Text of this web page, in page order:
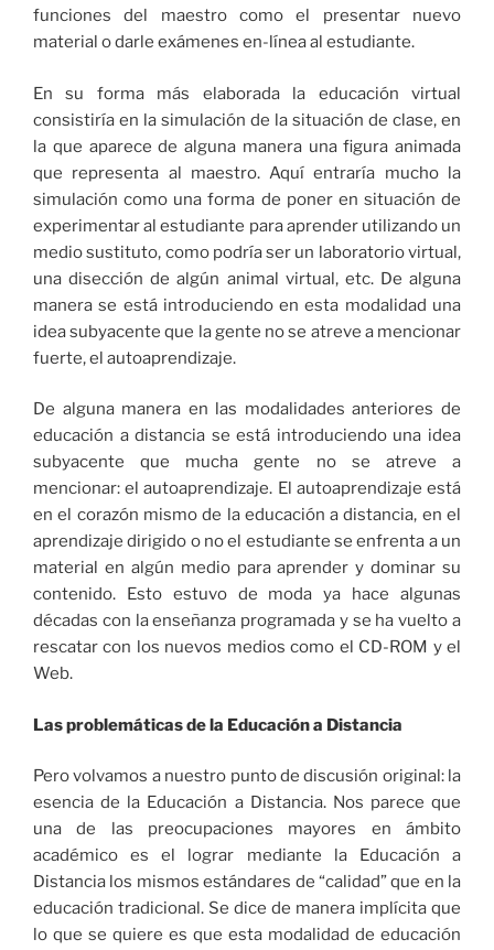
funciones del maestro como el presentar nuevo
material o darle exámenes en-línea al estudiante.
En su forma más elaborada la educación virtual
consistiría en la simulación de la situación de clase, en
la que aparece de alguna manera una figura animada
que representa al maestro. Aquí entraría mucho la
simulación como una forma de poner en situación de
experimentar al estudiante para aprender utilizando un
medio sustituto, como podría ser un laboratorio virtual,
una disección de algún animal virtual, etc. De alguna
manera se está introduciendo en esta modalidad una
idea subyacente que la gente no se atreve a mencionar
fuerte, el autoaprendizaje.
De alguna manera en las modalidades anteriores de
educación a distancia se está introduciendo una idea
subyacente que mucha gente no se atreve a
mencionar: el autoaprendizaje. El autoaprendizaje está
en el corazón mismo de la educación a distancia, en el
aprendizaje dirigido o no el estudiante se enfrenta a un
material en algún medio para aprender y dominar su
contenido. Esto estuvo de moda ya hace algunas
décadas con la enseñanza programada y se ha vuelto a
rescatar con los nuevos medios como el CD-ROM y el
Web.
Las problemáticas de la Educación a Distancia
Pero volvamos a nuestro punto de discusión original: la
esencia de la Educación a Distancia. Nos parece que
una de las preocupaciones mayores en ámbito
académico es el lograr mediante la Educación a
Distancia los mismos estándares de “calidad” que en la
educación tradicional. Se dice de manera implícita que
lo que se quiere es que esta modalidad de educación